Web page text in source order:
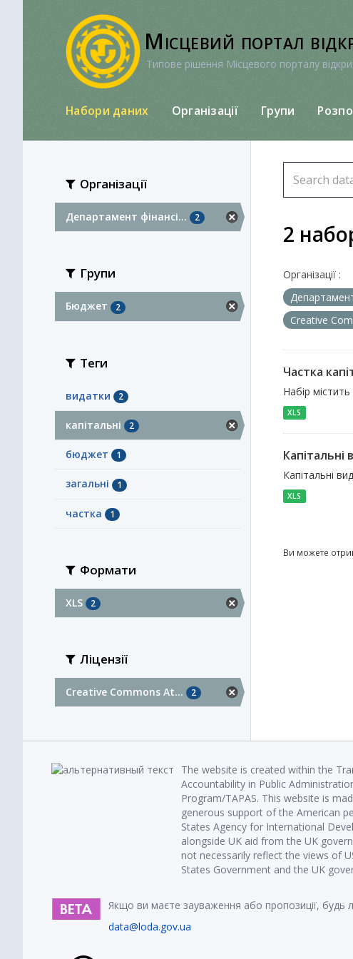
Місцевий портал
Типове рішення Місцевого порталу
Набори даних Організації Групи
Організації
Департамент фінансі... 2
Групи
Бюджет 2
Теги
видатки 2
капітальні 2
бюджет 1
загальні 1
частка 1
Формати
XLS 2
Ліцензії
Creative Commons At... 2
2
Організації :
Департамент
Creative
Частка
Набір
XLS
Капітальні
Капітальні
XLS
Ви можете
The website is created within the
Accountability in Public
Program/TAPAS. This website is
generous support of the American
States Agency for International
alongside UK aid from the UK
not necessarily reflect the views of
States Government and the UK
Якщо ви маєте зауваження або пропозиції, будь
data@loda.gov.ua